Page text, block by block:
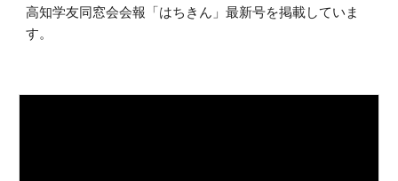
高知学友同窓会会報「はちきん」最新号を掲載していま
す。